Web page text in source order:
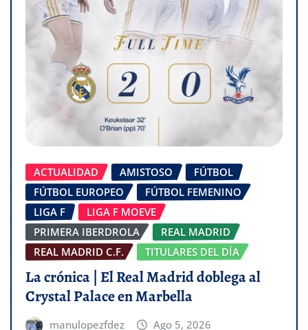
ACTUALIDAD AMISTOSO
FÚTBOL
FÚTBOL EUROPEO
FÚTBOL FEMENINO
LIGA F
LIGA F MOEVE
PRIMERA IBERDROLA
REAL MADRID
REAL MADRID C.F.
TITULARES DEL DÍA
La crónica | El Real Madrid doblega al
Crystal Palace en Marbella
manulopezfdez Ago 5, 2026